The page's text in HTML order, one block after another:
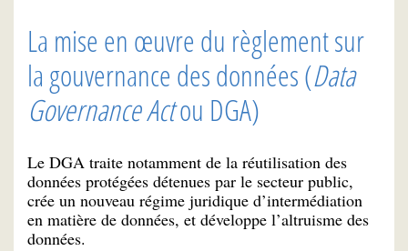
La mise en œuvre du règlement sur
la gouvernance des données (Data
Governance Actou DGA)
Le DGA traite notamment de la réutilisation des
données protégées détenues par le secteur public,
crée un nouveau régime juridique d’intermédiation
en matière de données, et développe l’altruisme des
données.